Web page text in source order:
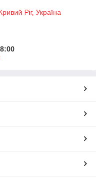
Ріг, Україна